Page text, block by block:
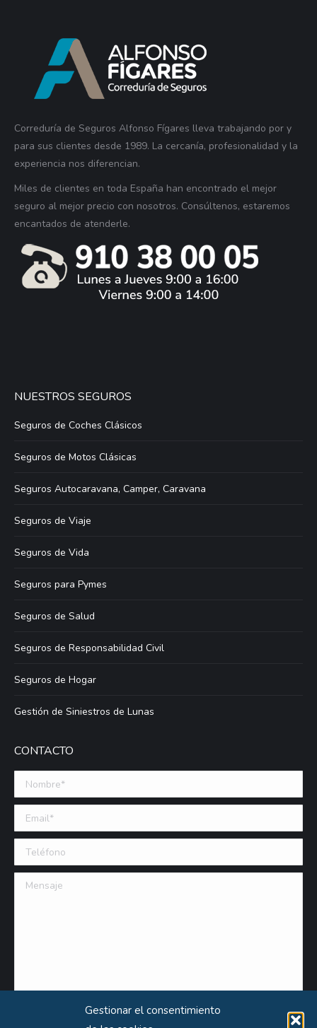
Gestionar el consentimiento
Correduría de Seguros Alfonso Fígares lleva trabajando por y
para sus clientes desde 1989. La cercanía, profesionalidad y la
experiencia nos diferencian.
Miles de clientes en toda España han encontrado el mejor
seguro al mejor precio con nosotros. Consúltenos, estaremos
encantados de atenderle.
NUESTROS SEGUROS
Seguros de Coches Clásicos
Seguros de Motos Clásicas
Seguros Autocaravana, Camper, Caravana
Seguros de Viaje
Seguros de Vida
Seguros para Pymes
Seguros de Salud
Seguros de Responsabilidad Civil
Seguros de Hogar
Gestión de Siniestros de Lunas
CONTACTO
Nombre *
Email (requerido)
Teléfono
Mensaje